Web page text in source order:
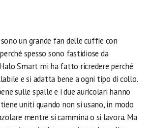
un grande fan delle cuffie con
spesso sono fastidiose da
Smart mi ha fatto ricredere perché
e si adatta bene a ogni tipo di collo.
sulle spalle e i due auricolari hanno
uniti quando non si usano, in modo
mentre si cammina o si lavora. Ma